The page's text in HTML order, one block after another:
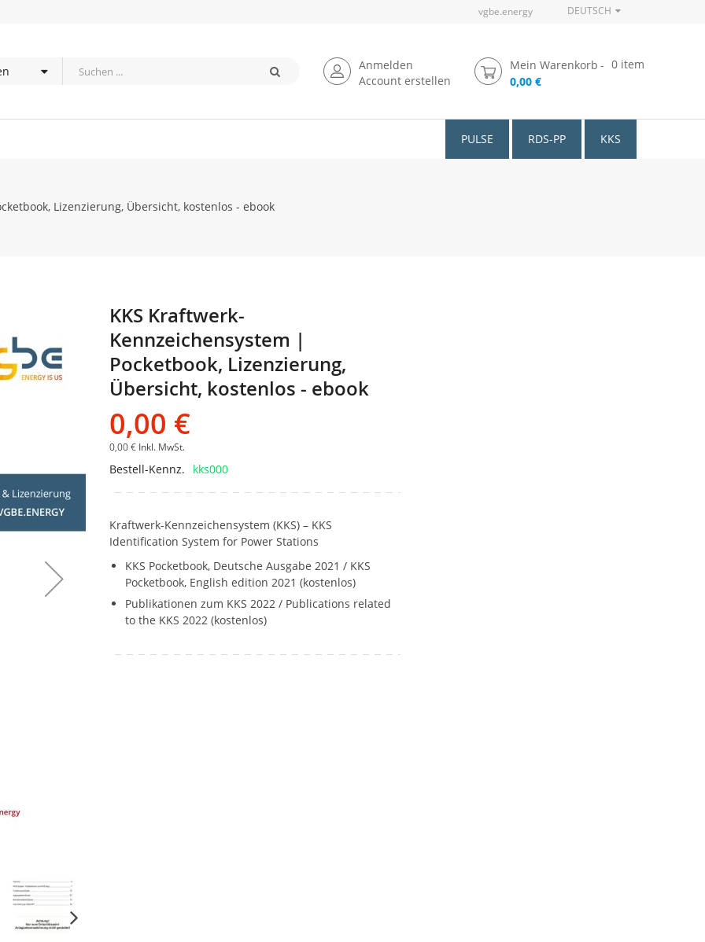
vgbe.energy DEUTSCH
Anmelden
Account erstellen
Mein Warenkorb 0 item
0,00 €
PULSE RDS-PP KKS
Lizenzierung, Übersicht, kostenlos - ebook
Anfang
Bildgalerie
springen
KKS Kraftwerk-
Kennzeichensystem |
Pocketbook, Lizenzierung,
Übersicht, kostenlos - ebook
0,00 €
0,00 € Inkl. MwSt.
Bestell-Kennz. kks000
Kraftwerk-Kennzeichensystem (KKS) – KKS
Identification System for Power Stations
KKS Pocketbook, Deutsche Ausgabe 2021 / KKS
Pocketbook, English edition 2021 (kostenlos)
Publikationen zum KKS 2022 / Publications related
to the KKS 2022 (kostenlos)